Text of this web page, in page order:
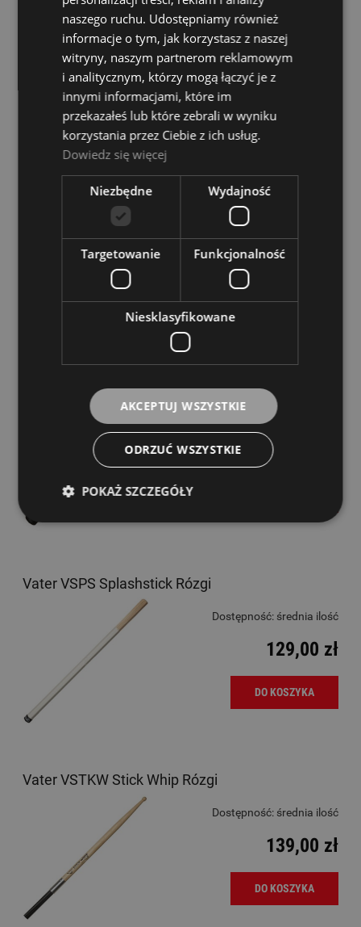
Dostępność:średnia ilość
99,00 zł
Vater VBLM Little Monster Rózgi
Dostępność:
145,00 zł
DO KOSZYKA
Vater VCS Cajon Brush Rózgi do cajona
Dostępność:
155,00 zł
Vater VSPS Splashstick Rózgi
Dostępność: średnia ilość
129,00 zł
DO KOSZYKA
Vater VSTKW Stick Whip Rózgi
Dostępność: średnia ilość
139,00 zł
DO KOSZYKA
naszego ruchu. Udostępniamy również
informacje o tym, jak korzystasz z naszej
witryny, naszym partnerom reklamowym
i analitycznym, którzy mogą łączyć je z
innymi informacjami, które im
przekazałeś lub które zebrali w wyniku
korzystania przez Ciebie z ich usług.
Dowiedz się więcej
Niezbędne Wydajność
Targetowanie Funkcjonalność
Niesklasyfikowane
AKCEPTUJ WSZYSTKIE
ODRZUĆ WSZYSTKIE
POKAŻ SZCZEGÓŁY